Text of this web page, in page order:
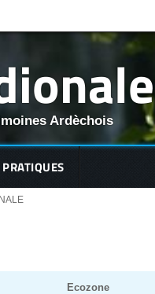
Ardèchois
Ecozone